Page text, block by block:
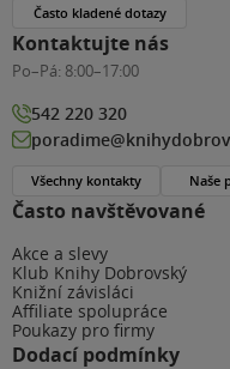
Často navštěvované
Akce a slevy
Klub Knihy Dobrovský
Knižní závisláci
Affiliate spolupráce
Poukazy pro firmy
Dodací podmínky
Často kladené dotazy
Kontaktujte nás
Po–Pá: 8:00–17:00
542 220 320
Všechny kontakty Naše